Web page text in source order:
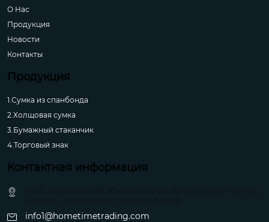
О Hас
Продукция
Новости
Контакты
Продукция
1.Сумка из спанбонда
2.Холщовая сумка
3.Бумажный стаканчик
4.Торговый знак
Контактная информация
info1@hometimetrading.com